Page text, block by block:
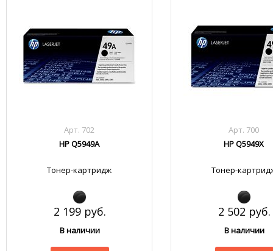
Арт. 702
HP Q5949A
Тонер-картридж
2 199 руб.
В наличии
Арт. 700
HP Q5949X
Тонер-
2 502 руб.
В наличии